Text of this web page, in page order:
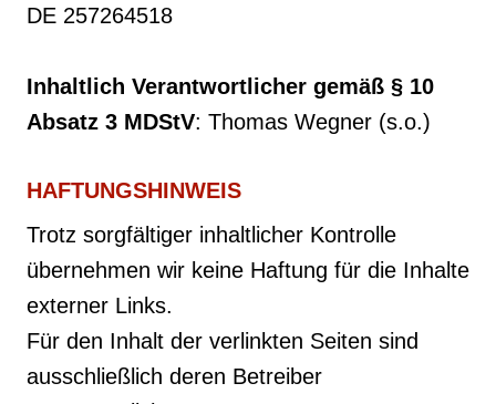
DE 257264518
Inhaltlich Verantwortlicher gemäß § 10
Absatz 3 MDStV: Thomas Wegner (s.o.)
HAFTUNGSHINWEIS
Trotz sorgfältiger inhaltlicher Kontrolle
übernehmen wir keine Haftung für die Inhalte
externer Links.
Für den Inhalt der verlinkten Seiten sind
ausschließlich deren Betreiber